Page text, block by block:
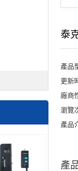
泰
產品
更新
廠商
瀏覽
產品
產